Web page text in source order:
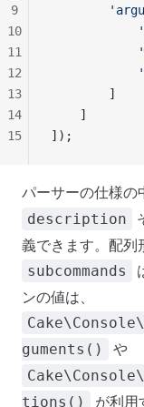
        ]
    ]
]);
9
10
11
12
13
14
15
パーサーの仕様の
description
義できます。配列
subcommands
ンの値は、
guments()
や
tions()
が利用